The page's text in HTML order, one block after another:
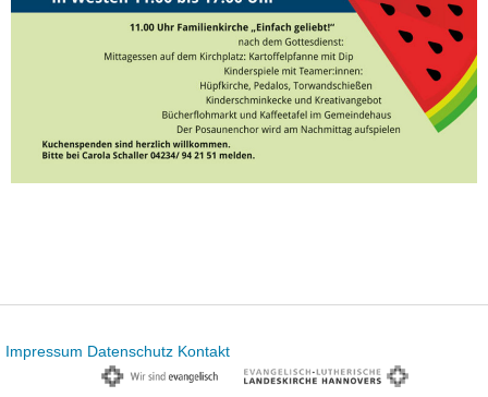
Impressum Datenschutz Kontakt